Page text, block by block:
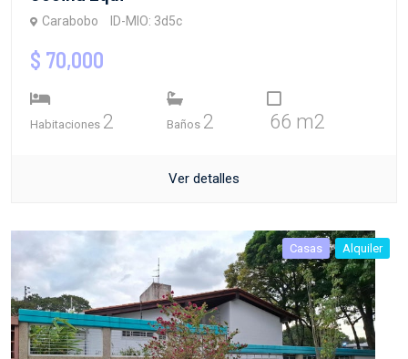
Carabobo ID-MIO: 3d5c
$ 70,000
Habitaciones 2 Baños 2 66 m2
Ver detalles
Casas Alquiler